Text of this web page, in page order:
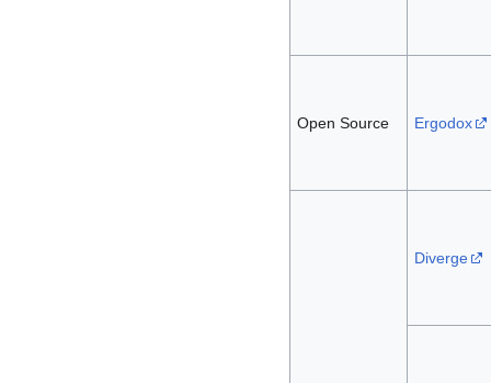
Open Source Ergodox
Diverge